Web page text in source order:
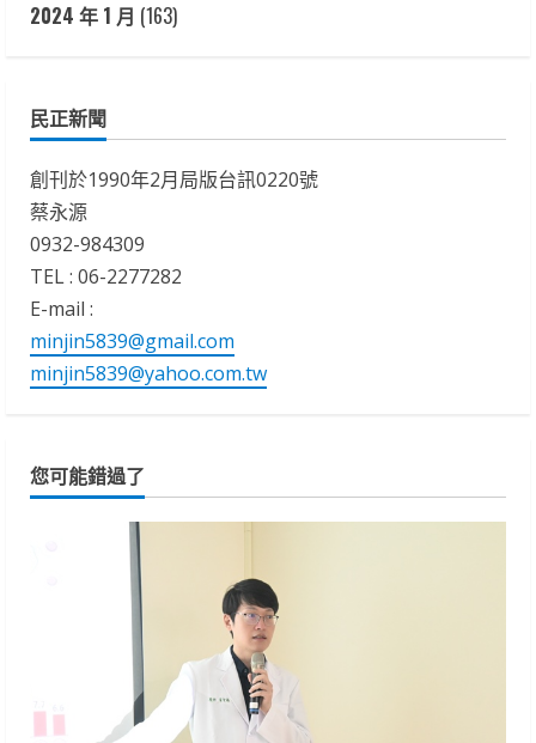
2024 年 1 月 (163)
民正新聞
創刊於1990年2月局版台訊0220號
蔡永源
0932-984309
TEL : 06-2277282
E-mail :
minjin5839@gmail.com
minjin5839@yahoo.com.tw
您可能錯過了